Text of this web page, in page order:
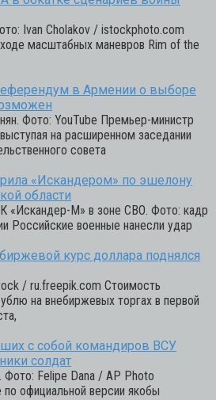
Ivan Cholakov / istockphoto.com
масштабных маневров Rim of the
в Армении о выборе
Фото: YouTube Премьер-министр
на расширенном заседании
совета
«Искандером» по эшелону
области
«Искандер-М» в зоне СВО. Фото: кадр
Российские военные нанесли удар
курс доллара поднялся
/ ru.freepik.com Стоимость
на внебиржевых торгах в первой
с собой командиров ВСУ
солдат
Felipe Dana / AP Photo
официальной версии якобы